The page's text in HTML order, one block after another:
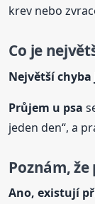
krev nebo
Co je
Největší chyba
Průjem u psa
jeden den“, a
Poznám,
Ano, existují